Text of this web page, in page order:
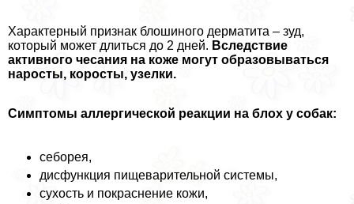
Хаpaктерный признак блошиного дерматита – зуд,
который может длиться до 2 дней. Вследствие
активного чесания на коже могут образовываться
наросты, коросты, узелки.
Симптомы аллергической реакции на блох у собак:
себорея,
дисфункция пищеварительной системы,
сухость и покраснение кожи,